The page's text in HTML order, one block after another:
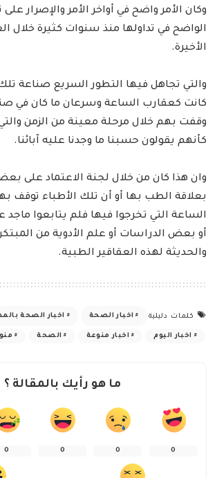
وكان الأمر واضح في أواخر الأمر والإصرار على
الواضح في تداولها منذ سنوات كثيرة خلال
الأخيرة.
والتي تجاهل فيها التطور السريع صناعة تلك
كانت كعقارب الساعة وسرعان ما كان في
وقفت بهم خلال مرحلة معينة من الزمن
كأنهم يقولون حسبنا ما وجدنا عليه آبائنا.
وان هذا كان من خلال لجنة الاعتماد على
بعلاقة الطب بها أو أن تلك الأطباء توقف
الساعة التي تخرجوا فيها فلم يتابعوا
أو بعض الدراسات أو علم الأدوية من
والحديثة لهذه العقاقير الطبية.
كلمات دليلية اخبار الصحة اخبار الصحة
اخبار اليوم اخبار منوعة الصحة
ما هو رأيك بالمقالة ؟
0
0
0
0